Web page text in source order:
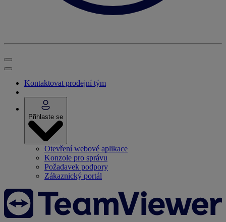
Kontaktovat prodejní tým
Přihlaste se
Otevření webové aplikace
Konzole pro správu
Požadavek podpory
Zákaznický portál